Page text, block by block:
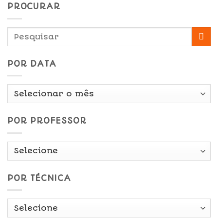
PROCURAR
POR DATA
Por
POR PROFESSOR
POR TÉCNICA